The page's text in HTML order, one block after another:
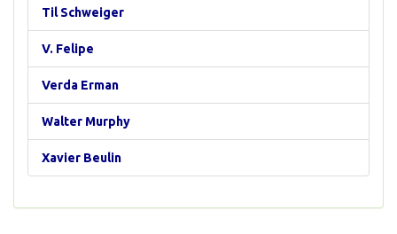
Til Schweiger
V. Felipe
Verda Erman
Walter Murphy
Xavier Beulin